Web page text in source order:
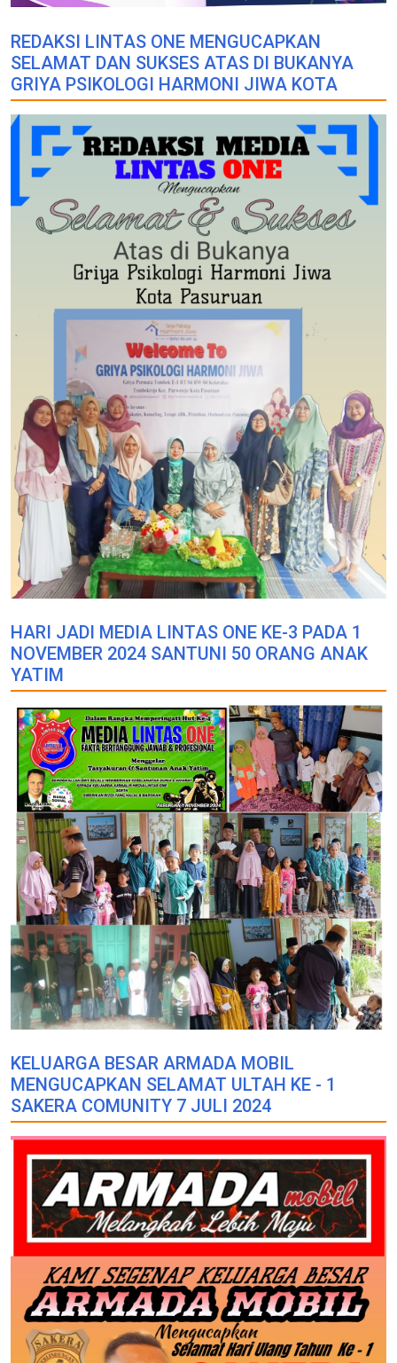
REDAKSI LINTAS ONE MENGUCAPKAN
SELAMAT DAN SUKSES ATAS DI BUKANYA
GRIYA PSIKOLOGI HARMONI JIWA KOTA
HARI JADI MEDIA LINTAS ONE KE-3 PADA 1
NOVEMBER 2024 SANTUNI 50 ORANG ANAK
YATIM
KELUARGA BESAR ARMADA MOBIL
MENGUCAPKAN SELAMAT ULTAH KE - 1
SAKERA COMUNITY 7 JULI 2024